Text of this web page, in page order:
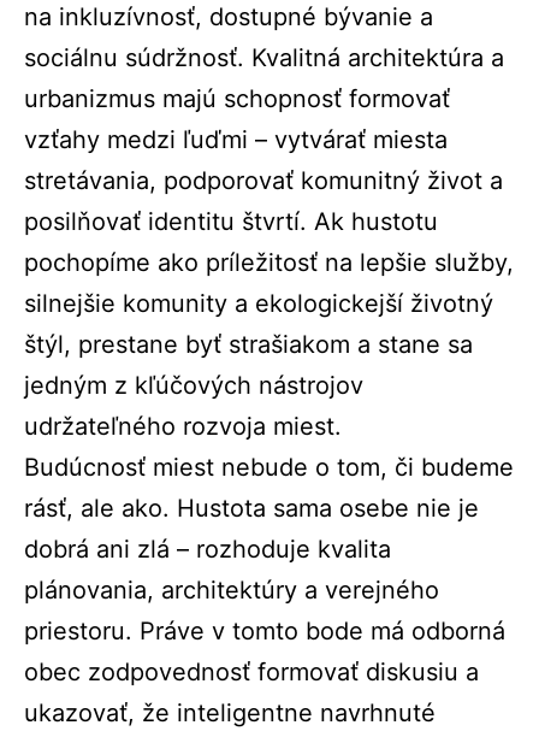
na inkluzívnosť, dostupné bývanie a
sociálnu súdržnosť. Kvalitná architektúra a
urbanizmus majú schopnosť formovať
vzťahy medzi ľuďmi – vytvárať miesta
stretávania, podporovať komunitný život a
posilňovať identitu štvrtí. Ak hustotu
pochopíme ako príležitosť na lepšie služby,
silnejšie komunity a ekologickejší životný
štýl, prestane byť strašiakom a stane sa
jedným z kľúčových nástrojov
udržateľného rozvoja miest.
Budúcnosť miest nebude o tom, či budeme
rásť, ale ako. Hustota sama osebe nie je
dobrá ani zlá – rozhoduje kvalita
plánovania, architektúry a verejného
priestoru. Práve v tomto bode má odborná
obec zodpovednosť formovať diskusiu a
ukazovať, že inteligentne navrhnuté